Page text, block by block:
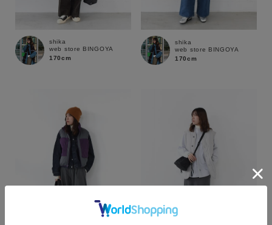
shika
web store BINGOYA
170cm
shika
web store BINGOYA
170cm